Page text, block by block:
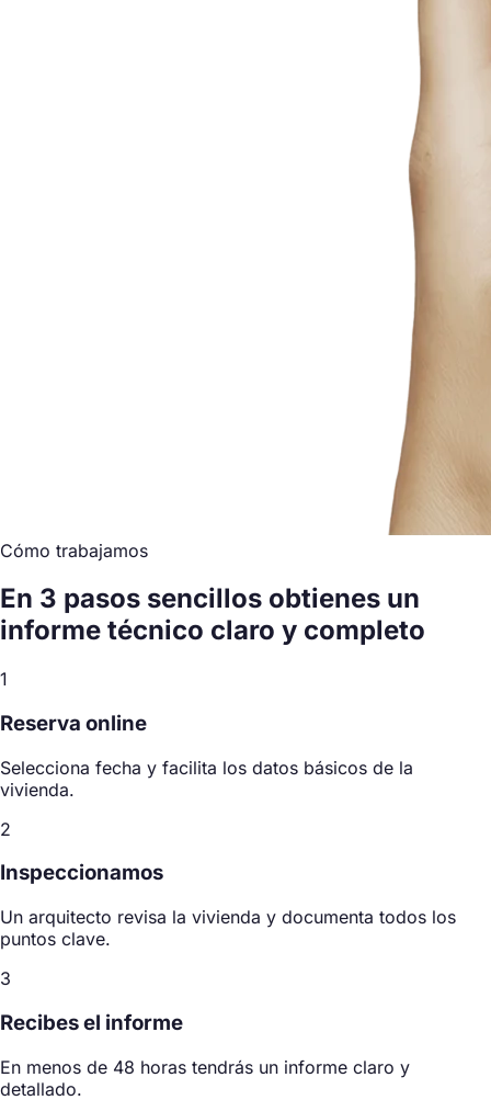
Cómo trabajamos
En 3 pasos sencillos obtienes un
informe técnico claro y completo
1
Reserva online
Selecciona fecha y facilita los datos básicos de la
vivienda.
2
Inspeccionamos
Un arquitecto revisa la vivienda y documenta todos los
puntos clave.
3
Recibes el informe
En menos de 48 horas tendrás un informe claro y
detallado.